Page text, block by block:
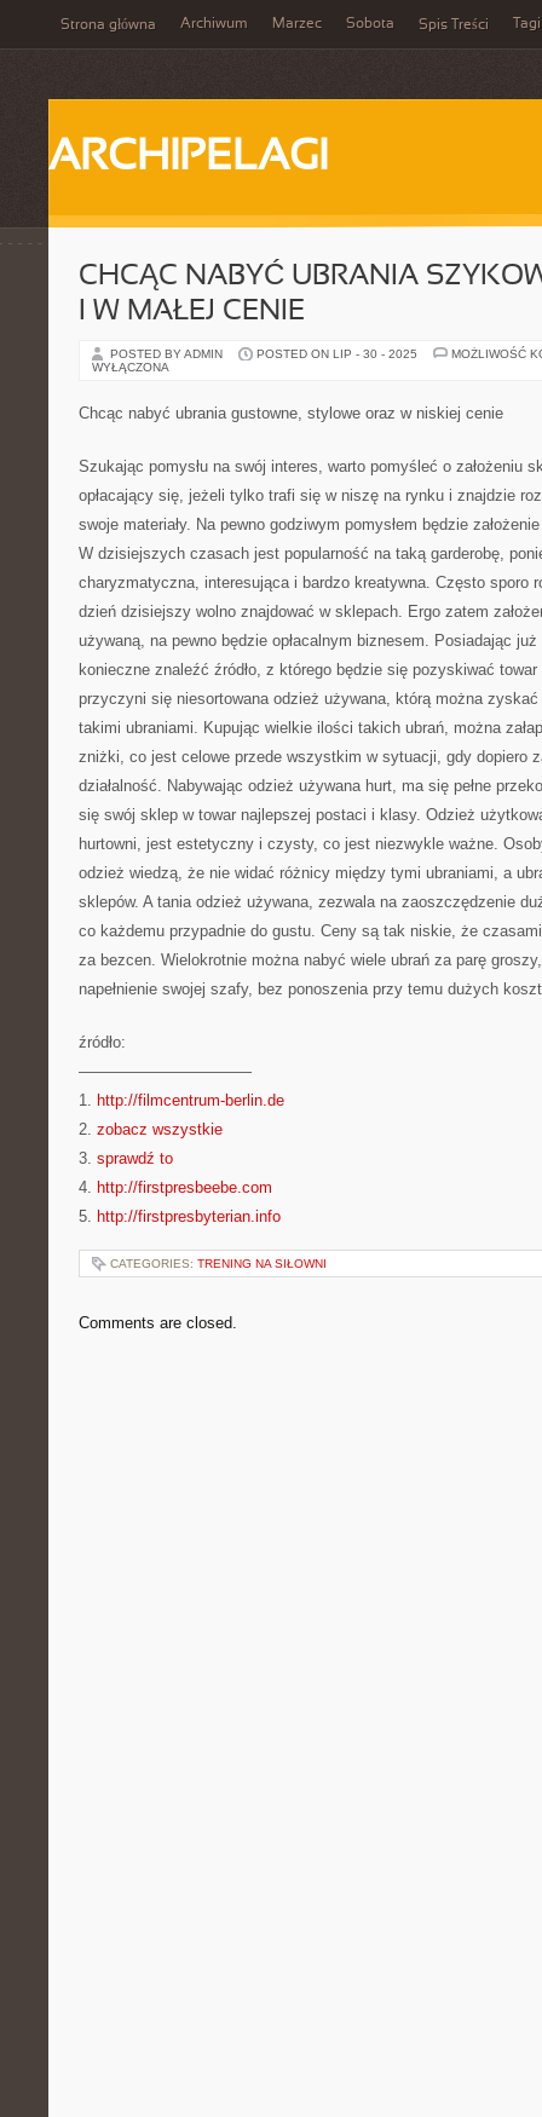
Strona główna Archiwum Marzec Sobota Spis Treści Tagi
ARCHIPELAGI
CHCĄC NABYĆ UBRANIA
I W MAŁEJ CENIE
POSTED BY ADMIN POSTED ON LIP - 30 - 2025
MOŻLIWOŚĆ
WYŁĄCZONA
Chcąc nabyć ubrania gustowne, stylowe oraz w niskiej cenie
Szukając pomysłu na swój interes, warto pomyśleć o założeniu
opłacający się, jeżeli tylko trafi się w niszę na rynku i znajdzie
swoje materiały. Na pewno godziwym pomysłem będzie
W dzisiejszych czasach jest popularność na taką garderobę,
charyzmatyczna, interesująca i bardzo kreatywna. Często sporo
dzień dzisiejszy wolno znajdować w sklepach. Ergo zatem
używaną, na pewno będzie opłacalnym biznesem. Posiadając
konieczne znaleźć źródło, z którego będzie się pozyskiwać
przyczyni się niesortowana odzież używana, którą można
takimi ubraniami. Kupując wielkie ilości takich ubrań, można
zniżki, co jest celowe przede wszystkim w sytuacji, gdy dopiero
działalność. Nabywając odzież używana hurt, ma się pełne
się swój sklep w towar najlepszej postaci i klasy. Odzież
hurtowni, jest estetyczny i czysty, co jest niezwykle ważne.
odzież wiedzą, że nie widać różnicy między tymi ubraniami, a
sklepów. A tania odzież używana, zezwala na zaoszczędzenie
co każdemu przypadnie do gustu. Ceny są tak niskie, że
za bezcen. Wielokrotnie można nabyć wiele ubrań za parę
napełnienie swojej szafy, bez ponoszenia przy temu dużych
źródło:
———————————
1. http://filmcentrum-berlin.de
2. zobacz wszystkie
3. sprawdź to
4. http://firstpresbeebe.com
5. http://firstpresbyterian.info
CATEGORIES: TRENING NA SIŁOWNI
Comments are closed.